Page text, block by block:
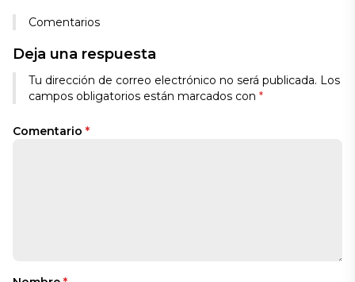
Comentarios
Deja una respuesta
Tu dirección de correo electrónico no será publicada. Los
campos obligatorios están marcados con *
Comentario *